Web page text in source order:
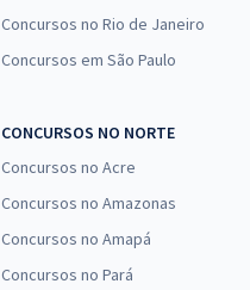
Concursos no Rio de Janeiro
Concursos em São Paulo
CONCURSOS NO NORTE
Concursos no Acre
Concursos no Amazonas
Concursos no Amapá
Concursos no Pará